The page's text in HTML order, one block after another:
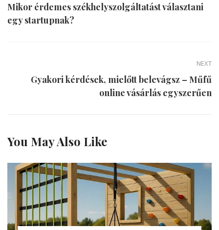
Mikor érdemes székhelyszolgáltatást választani
egy startupnak?
NEXT
Gyakori kérdések, mielőtt belevágsz – Műfű
online vásárlás egyszerűen
You May Also Like